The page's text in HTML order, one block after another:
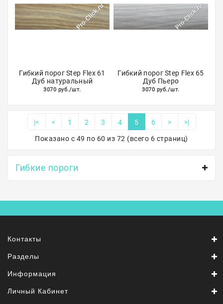
Гибкий порог Step Flex 61
Дуб натуральный
3070 руб./шт.
Гибкий порог Step Flex 65
Дуб Пьеро
3070 руб./шт.
|< < 1 2 3 4 5 6 > >|
Показано с 49 по 60 из 72 (всего 6 страниц)
Гибкие пороги
Контакты
Разделы
Информация
Личный Кабинет